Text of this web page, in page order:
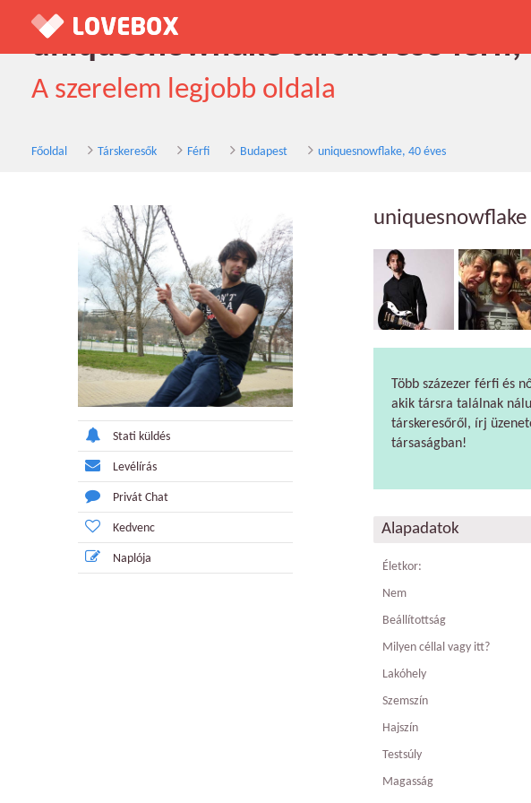
uniquesnowflake társkereső férfi,
A szerelem legjobb oldala
Főoldal Társkeresők Férfi Budapest uniquesnowflake, 40 éves
Stati küldés
Levélírás
Privát Chat
Kedvenc
Naplója
uniquesnowflake
Több százezer férfi és
akik társra találnak
társkeresőről, írj
társaságban!
Alapadatok
Életkor:
Nem
Beállítottság
Milyen céllal vagy itt?
Lakóhely
Szemszín
Hajszín
Testsúly
Magasság